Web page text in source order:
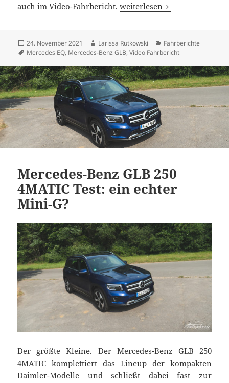
auch im Video-Fahrbericht.Mercedes EQB 350 4MATIC
weiterlesen
Veröffentlicht
am
24. November 2021 Autor
Larissa Rutkowski Kategorien
Fahrberichte
Schlagwörter
Mercedes EQ, Mercedes-Benz GLB,Video Fahrbericht
Mercedes-Benz GLB 250
4MATIC Test: ein echter
Mini-G?
Der größte Kleine. Der Mercedes-Benz GLB 250
4MATIC komplettiert das Lineup der kompakten
Daimler-Modelle und schließt dabei fast zur